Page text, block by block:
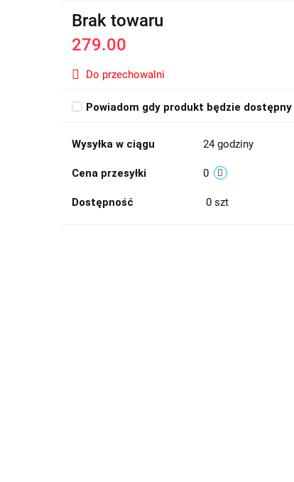
Brak towaru
279.00
Do przechowalni
Powiadom gdy produkt będzie dostępny
Wysyłka w ciągu 24 godziny
Cena przesyłki 0
Dostępność 0 szt